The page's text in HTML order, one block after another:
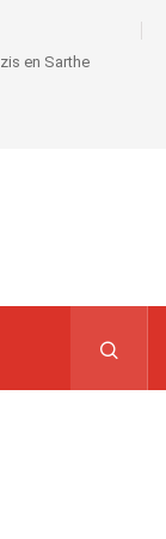
en Sarthe